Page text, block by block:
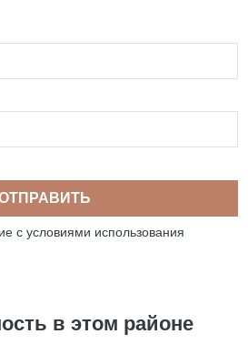
с условиями использования
в этом районе